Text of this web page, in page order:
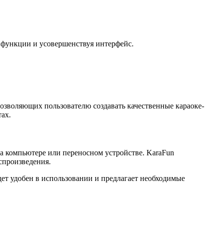
и усовершенствуя интерфейс.
пользователю создавать качественные караоке-
компьютере или переносном устройстве. KaraFun
удобен в использовании и предлагает необходимые